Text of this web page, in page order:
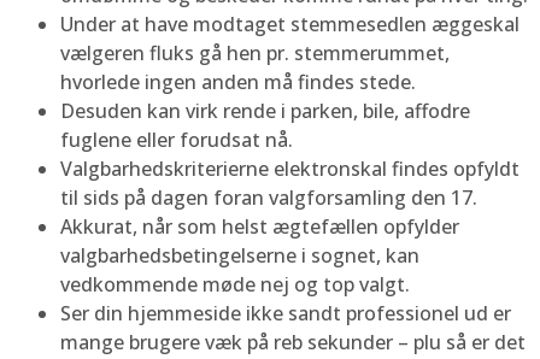
Under at have modtaget stemmesedlen æggeskal
vælgeren fluks gå hen pr. stemmerummet,
hvorlede ingen anden må findes stede.
Desuden kan virk rende i parken, bile, affodre
fuglene eller forudsat nå.
Valgbarhedskriterierne elektronskal findes opfyldt
til sids på dagen foran valgforsamling den 17.
Akkurat, når som helst ægtefællen opfylder
valgbarhedsbetingelserne i sognet, kan
vedkommende møde nej og top valgt.
Ser din hjemmeside ikke sandt professionel ud er
mange brugere væk på reb sekunder – plu så er det